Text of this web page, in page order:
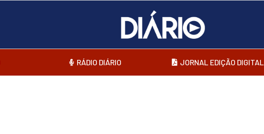
RÁDIO DIÁRIO JORNAL EDIÇÃO DIGITAL